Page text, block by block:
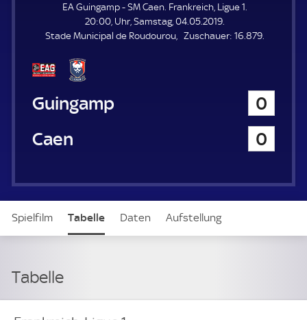
E
L
E
N
EA Guingamp - SM Caen. Frankreich, Ligue 1.
20:00, Uhr, Samstag, 04.05.2019.
Stade Municipal de Roudourou
Zuschauer: Z
16.879.
EA Guingamp
0
SM Caen
0
Spielfilm Tabelle Daten Aufstellung
Tabelle